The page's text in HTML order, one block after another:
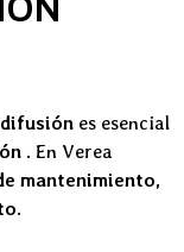
es esencial
. En Verea
mantenimiento,
.